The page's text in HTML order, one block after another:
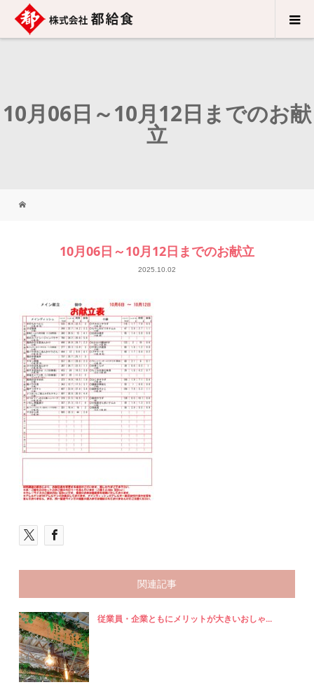
10月06日～10月12日までのお献
立
10月06日～10月12日までのお献立
2025.10.02
関連記事
従業員・企業ともにメリットが大きいおしゃ...